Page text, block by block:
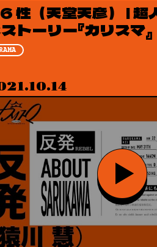
性（天堂天彦） | 超
トーリー『カリスマ』